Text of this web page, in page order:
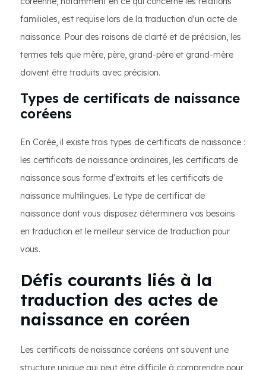
familiales, est requise lors de la traduction d'un acte de
naissance. Pour des raisons de clarté et de précision, les
termes tels que mère, père, grand-père et grand-mère
doivent être traduits avec précision.
Types de certificats de naissance
coréens
En Corée, il existe trois types de certificats de naissance :
les certificats de naissance ordinaires, les certificats de
naissance sous forme d'extraits et les certificats de
naissance multilingues. Le type de certificat de
naissance dont vous disposez déterminera vos besoins
en traduction et le meilleur service de traduction pour
vous.
Défis courants liés à la
traduction des actes de
naissance en coréen
Les certificats de naissance coréens ont souvent une
structure unique qui peut être difficile à comprendre pour